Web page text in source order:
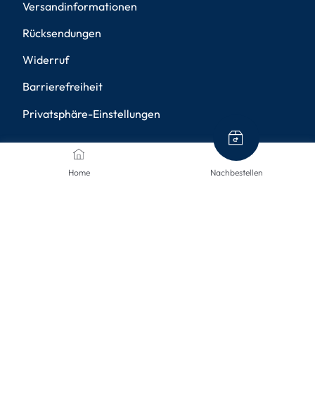
Home Nachbestellen
Versandinformationen
Rücksendungen
Widerruf
Barrierefreiheit
Privatsphäre-Einstellungen
ZAHLUNGSMETHODEN